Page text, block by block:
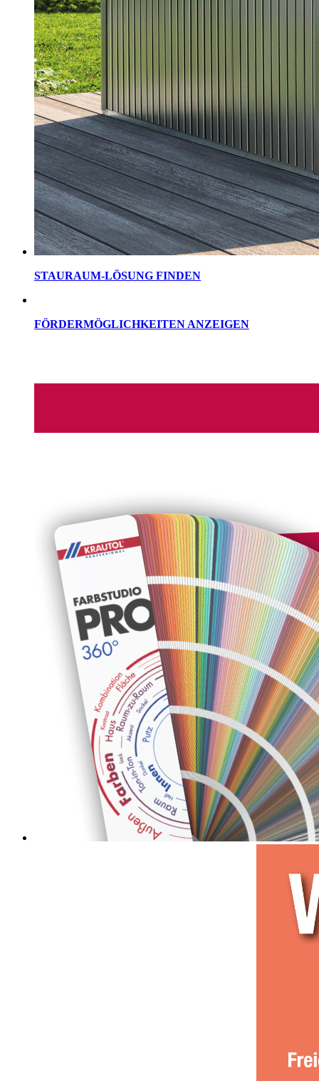
STAURAUM-LÖSUNG FINDEN
FÖRDERMÖGLICHKEITEN ANZEIGEN